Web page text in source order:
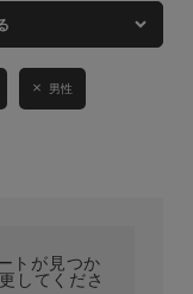
KIDS
男性
トが見つか
してくださ